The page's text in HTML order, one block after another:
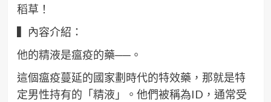
稻草！
▍內容介紹：
他的精液是瘟疫的藥──。
這個瘟疫蔓延的國家劃時代的特效藥，那就是特
定男性持有的「精液」。他們被稱為ID，通常受